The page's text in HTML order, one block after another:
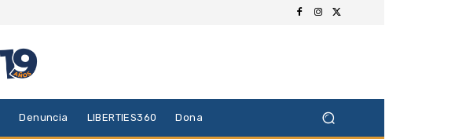
Denuncia LIBERTIES360 Dona